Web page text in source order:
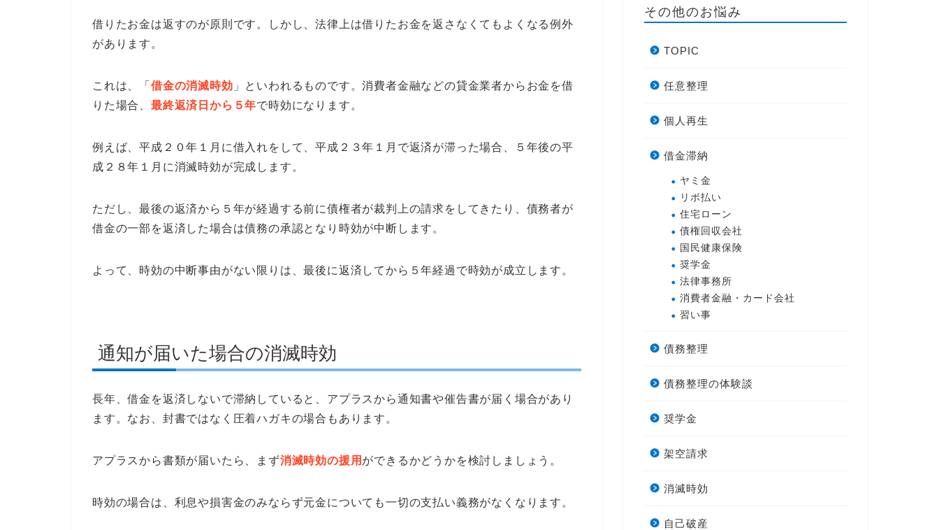
借りたお金は返すのが原則です。しかし、法律上は借りたお金を返さなくてもよくなる例外
があります。
これは、「 借金の消滅時効 」といわれるものです。消費者金融などの貸金業者からお金を借
りた場合、 最終返済日から５年で時効になります。
例えば、平成２０年１月に借入れをして、平成２３年１月で返済が滞った場合、５年後の平
成２８年１月に消滅時効が完成します。
ただし、最後の返済から５年が経過する前に債権者が裁判上の請求をしてきたり、債務者が
借金の一部を返済した場合は債務の承認となり時効が中断します。
よって、時効の中断事由がない限りは、最後に返済してから５年経過で時効が成立します。
通知が届いた場合の消滅時効
長年、借金を返済しないで滞納していると、アプラスから通知書や催告書が届く場合があり
ます。なお、封書ではなく圧着ハガキの場合もあります。
アプラスから書類が届いたら、まず消滅時効の援用 ができるかどうかを検討しましょう。
時効の場合は、利息や損害金のみならず元金についても一切の支払い義務がなくなります。
その他のお悩み
TOPIC
任意整理
個人再生
借金滞納
ヤミ金
リボ払い
住宅ローン
債権回収会社
国民健康保険
奨学金
法律事務所
消費者金融・カード会社
習い事
債務整理
債務整理の体験談
奨学金
架空請求
消滅時効
自己破産